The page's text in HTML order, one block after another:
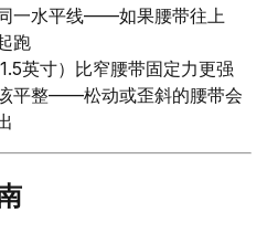
一水平线——如果腰带往上
跑
英寸）比窄腰带固定力更强
平整——松动或歪斜的腰带会